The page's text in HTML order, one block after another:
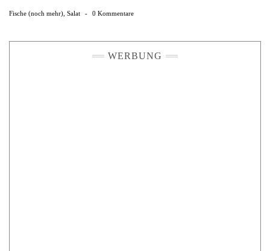
Fische (noch mehr) Salat - 0 Kommentare
WERBUNG